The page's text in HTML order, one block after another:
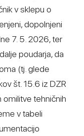
v sklepu o
dopolnjeni
7. 5. 2026, ter
poudarja, da
(tj. glede
št. 15.6 iz DZR
tehničnih
v tabeli